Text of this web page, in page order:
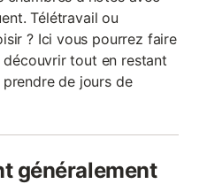
Télétravail ou
? Ici vous pourrez faire
découvrir tout en restant
de jours de
généralement